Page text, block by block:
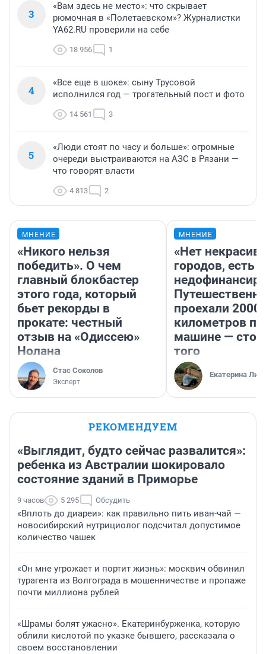
3
«Вам здесь не место»: что скрывает
рюмочная в «Полетаевском»? Журналистки
YA62.RU проверили на себе
18 956 1
4
«Все еще в шоке»: сыну Трусовой
исполнился год — трогательный пост и фото
14 561 3
5
«Люди стоят по часу и больше»: огромные
очереди выстраиваются на АЗС в Рязани —
что говорят власти
4 813 2
МНЕНИЕ
«Никого нельзя
победить». О чем
главный блокбастер
этого года, который
бьет рекорды в
прокате: честный
отзыв на «Одиссею»
Нолана
Стас Соколов
Эксперт
МНЕНИЕ
«Нет
городов, есть
проехали 2000
километров по
машине —
того
Екатерина
РЕКОМЕНДУЕМ
«Выглядит, будто сейчас развалится»:
ребенка из Австралии шокировало
состояние зданий в Приморье
9 часов 5 295 Обсудить
«Вплоть до диареи»: как правильно пить иван-чай —
новосибирский нутрициолог подсчитал допустимое
количество чашек
«Он мне угрожает и портит жизнь»: москвич обвинил
турагента из Волгограда в мошенничестве и пропаже
почти миллиона рублей
«Шрамы болят ужасно». Екатеринбурженка, которую
облили кислотой по указке бывшего, рассказала о
своем восстановлении